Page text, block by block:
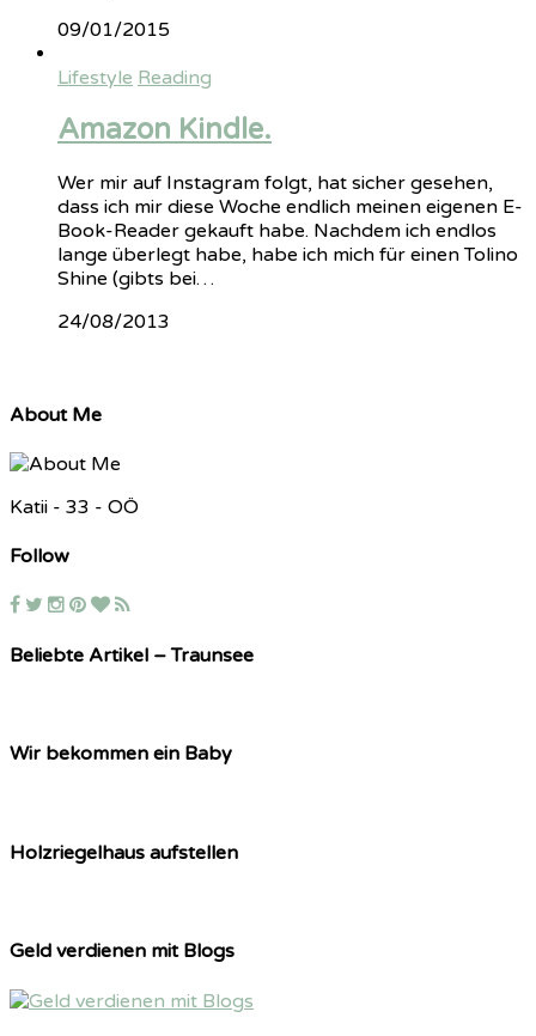
09/01/2015
Lifestyle Reading
Amazon Kindle.
Wer mir auf Instagram folgt, hat sicher gesehen,
dass ich mir diese Woche endlich meinen eigenen E-
Book-Reader gekauft habe. Nachdem ich endlos
lange überlegt habe, habe ich mich für einen Tolino
Shine (gibts bei…
24/08/2013
About Me
Katii - 33 - OÖ
Follow
Beliebte Artikel – Traunsee
Wir bekommen ein Baby
Holzriegelhaus aufstellen
Geld verdienen mit Blogs